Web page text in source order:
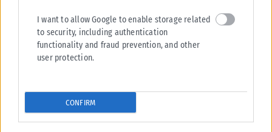
I want to allow Google to enable storage related
to security, including authentication
functionality and fraud prevention, and other
user protection.
CONFIRM